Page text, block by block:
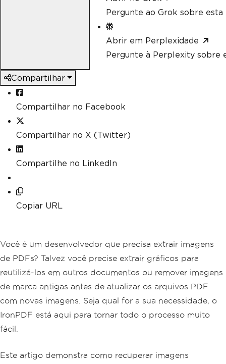
Pergunte ao Grok sobre esta
Abrir em Perplexidade
Pergunte à Perplexity sobre
Compartilhar
Compartilhar no Facebook
Compartilhar no X (Twitter)
Compartilhe no LinkedIn
Copiar URL
Você é um desenvolvedor que precisa extrair imagens
de PDFs? Talvez você precise extrair gráficos para
reutilizá-los em outros documentos ou remover imagens
de marca antigas antes de atualizar os arquivos PDF
com novas imagens. Seja qual for a sua necessidade, o
IronPDF está aqui para tornar todo o processo muito
fácil.
Este artigo demonstra como recuperar imagens